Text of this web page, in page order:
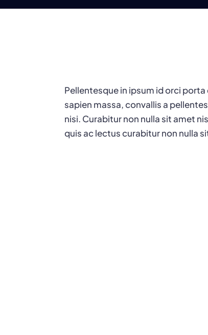
Pellentesque in ipsum id orci
sapien massa, convallis a
nisi. Curabitur non nulla sit amet
quis ac lectus curabitur non nulla